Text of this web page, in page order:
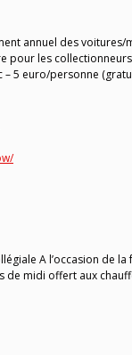
annuel des
pour les
5 euro/personne
A l’occasion de
de midi offert aux